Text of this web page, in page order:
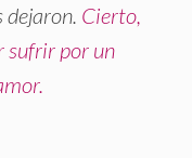
Cierto,
sufrir por un